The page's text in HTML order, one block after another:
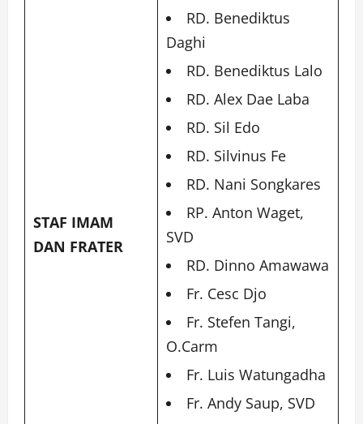
STAF IMAM
DAN FRATER
RD. Benediktus
Daghi
RD. Benediktus Lalo
RD. Alex Dae Laba
RD. Sil Edo
RD. Silvinus Fe
RD. Nani Songkares
RP. Anton Waget,
SVD
RD. Dinno Amawawa
Fr. Cesc Djo
Fr. Stefen Tangi,
O.Carm
Fr. Luis Watungadha
Fr. Andy Saup, SVD